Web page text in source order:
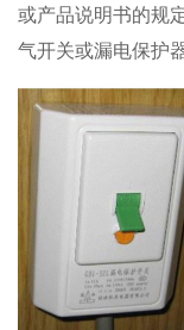
或产品说明书的规
气开关或漏电保护器